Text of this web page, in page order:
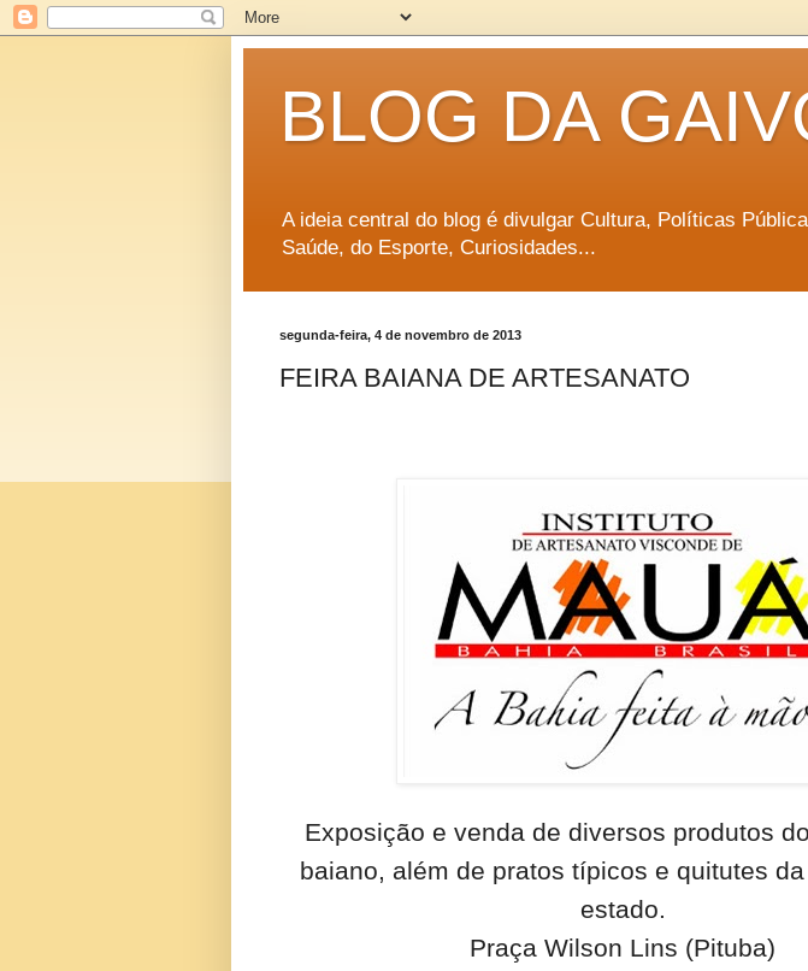
BLOG DA
A ideia central do blog é divulgar Cultura, Políticas
Saúde, do Esporte, Curiosidades...
segunda-feira, 4 de novembro de 2013
FEIRA BAIANA DE ARTESANATO
Exposição e venda de diversos produtos
baiano, além de pratos típicos e quitutes
estado.
Praça Wilson Lins (Pituba)